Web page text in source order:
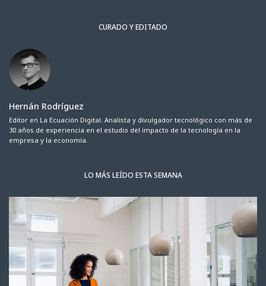
CURADO Y EDITADO
Hernán Rodríguez
Editor en La Ecuación Digital. Analista y divulgador tecnológico con más de
30 años de experiencia en el estudio del impacto de la tecnología en la
empresa y la economía.
LO MÁS LEÍDO ESTA SEMANA